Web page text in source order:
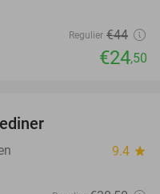
Regulier €44
€24,50
9.4 star